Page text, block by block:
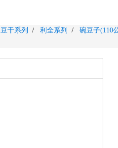
豆干系列 利全系列
碗豆子(110